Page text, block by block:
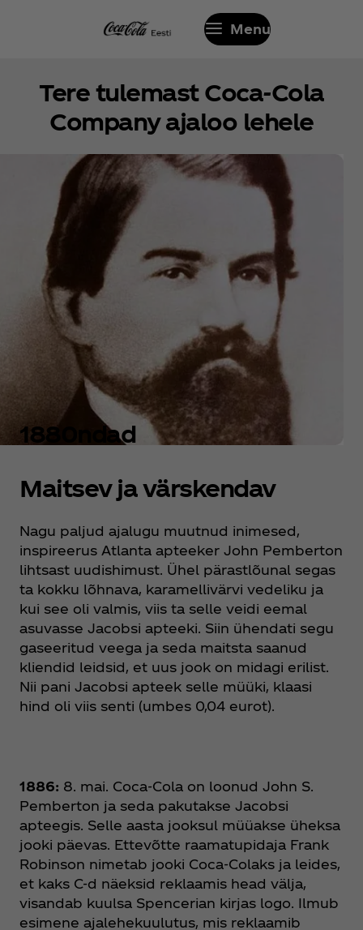
Menu
Tere tulemast Coca‑Cola
Company ajaloo lehele
1880ndad
Maitsev ja värskendav
Nagu paljud ajalugu muutnud inimesed,
inspireerus Atlanta apteeker John Pemberton
lihtsast uudishimust. Ühel pärastlõunal segas
ta kokku lõhnava, karamellivärvi vedeliku ja
kui see oli valmis, viis ta selle veidi eemal
asuvasse Jacobsi apteeki. Siin ühendati segu
gaseeritud veega ja seda maitsta saanud
kliendid leidsid, et uus jook on midagi erilist.
Nii pani Jacobsi apteek selle müüki, klaasi
hind oli viis senti (umbes 0,04 eurot).
1886: 8. mai. Coca‑Cola on loonud John S.
Pemberton ja seda pakutakse Jacobsi
apteegis. Selle aasta jooksul müüakse üheksa
jooki päevas. Ettevõtte raamatupidaja Frank
Robinson nimetab jooki Coca‑Colaks ja leides,
et kaks C-d näeksid reklaamis head välja,
visandab kuulsa Spencerian kirjas logo. Ilmub
esimene ajalehekuulutus, mis reklaamib